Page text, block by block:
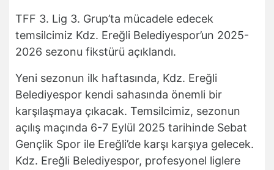
TFF 3. Lig 3. Grup’ta mücadele edecek
temsilcimiz Kdz. Ereğli Belediyespor’un 2025-
2026 sezonu fikstürü açıklandı.
Yeni sezonun ilk haftasında, Kdz. Ereğli
Belediyespor kendi sahasında önemli bir
karşılaşmaya çıkacak. Temsilcimiz, sezonun
açılış maçında 6-7 Eylül 2025 tarihinde Sebat
Gençlik Spor ile Ereğli’de karşı karşıya gelecek.
Kdz. Ereğli Belediyespor, profesyonel liglere